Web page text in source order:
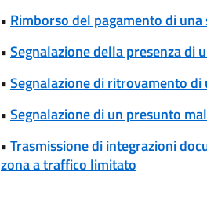
• Rimborso del pagamento di
•Segnalazione della presenza di
•Segnalazione di ritrovamento di
•Segnalazione di un presunto
•Trasmissione di integrazioni
zona a traffico limitato